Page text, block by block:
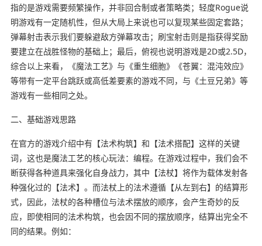
指的是游戏需要频繁操作，并非回合制或者策略类；轻度Rogue说
明游戏有一定随机性，但从大局上来说也可以复现某些固定套路；
弹幕射击表示我们要躲避敌方弹幕攻击；刷宝射击则是指获得奖励
要建立在战胜怪物的基础上；最后，俯视也说明游戏是2D或2.5D，
综合以上来看，《魔法工艺》与《重生细胞》《苍翼：混沌效应》
等带有一定平台跳跃或高低差要素的游戏不同，与《土豆兄弟》等
游戏有一些相同之处。
二、基础游戏思路
在官方的游戏介绍中有【法术构筑】和【法术搭配】这样的关键
词，这也是魔法工艺的核心玩法：编程。在游戏过程中，我们会不
断获得各种道具来强化自身战力，其中【法杖】将作为载体发射各
种强化过的【法术】。而法杖上的法术遵循【从左到右】的结算形
式，因此，法杖的各种槽位与法术摆放的顺序，会产生奇妙的反
应，即使相同的法术构筑，也会因不同的摆放顺序，结算出完全不
同的结果。例如：